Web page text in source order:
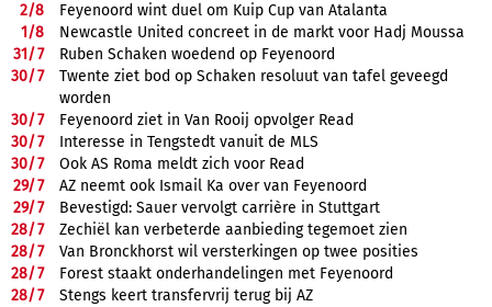
2/8
Feyenoord wint duel om Kuip Cup van Atalanta
1/8
Newcastle United concreet in de markt voor Hadj Moussa
31/7
Ruben Schaken woedend op Feyenoord
30/7
Twente ziet bod op Schaken resoluut van tafel geveegd
worden
30/7
Feyenoord ziet in Van Rooij opvolger Read
30/7
Interesse in Tengstedt vanuit de MLS
30/7
Ook AS Roma meldt zich voor Read
29/7
AZ neemt ook Ismail Ka over van Feyenoord
29/7
Bevestigd: Sauer vervolgt carrière in Stuttgart
28/7
Zechiël kan verbeterde aanbieding tegemoet zien
28/7
Van Bronckhorst wil versterkingen op twee posities
28/7
Forest staakt onderhandelingen met Feyenoord
28/7
Stengs keert transfervrij terug bij AZ